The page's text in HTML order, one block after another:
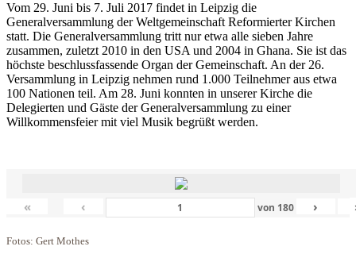
Vom 29. Juni bis 7. Juli 2017 findet in Leipzig die
Generalversammlung der Weltgemeinschaft Reformierter Kirchen
statt. Die Generalversammlung tritt nur etwa alle sieben Jahre
zusammen, zuletzt 2010 in den USA und 2004 in Ghana. Sie ist das
höchste beschlussfassende Organ der Gemeinschaft. An der 26.
Versammlung in Leipzig nehmen rund 1.000 Teilnehmer aus etwa
100 Nationen teil. Am 28. Juni konnten in unserer Kirche die
Delegierten und Gäste der Generalversammlung zu einer
Willkommensfeier mit viel Musik begrüßt werden.
« ‹ von 180 ›
Fotos: Gert Mothes